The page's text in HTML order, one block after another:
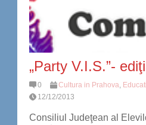
„Party V.I.S.”-
0 Cultura in Prahova,
12/12/2013
Consiliul Judeţean al